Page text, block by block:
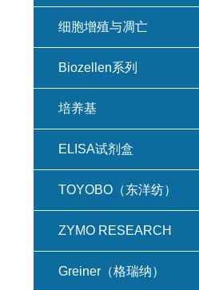
细胞增殖与凋亡
Biozellen系列
培养基
ELISA试剂盒
TOYOBO（东洋纺）
ZYMO RESEARCH
Greiner（格瑞纳）